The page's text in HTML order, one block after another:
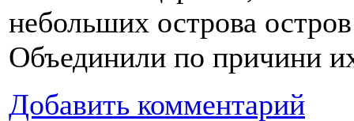
небольших острова
Объединили по причини
Добавить комментарий